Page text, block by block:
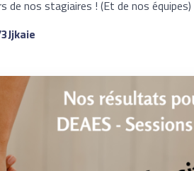
nos stagiaires ! (Et de nos équipes)